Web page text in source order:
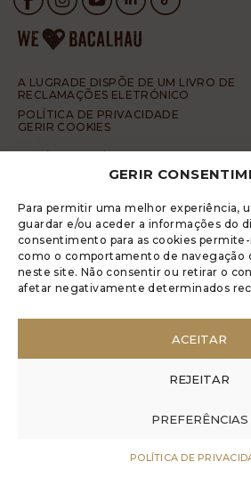
GERIR
Para permitir uma melhor experiência,
guardar e/ou aceder a informações do
consentimento para as cookies
como o comportamento de navegação
neste site. Não consentir ou retirar o
afetar negativamente determinados
ACEITAR
REJEITAR
PREFERÊNCIAS
POLÍTICA DE
A LUGRADE DISPÕE DE UM LIVRO DE
RECLAMAÇÕES ELETRÓNICO
POLÍTICA DE PRIVACIDADE
GERIR COOKIES
CÓDIGO DE CONDUTA DA DENÚNCIA ANÓNIMA
© 2017 Rui Veríssimo Design